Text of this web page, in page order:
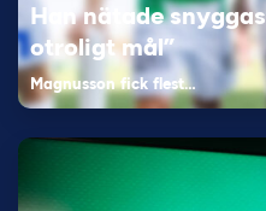
Han nätade
otroligt mål”
Magnusson fick flest…